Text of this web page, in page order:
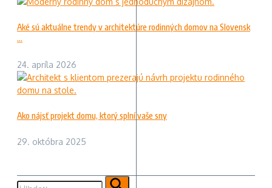
Aké sú aktuálne trendy v architektúre rodinných domov na Slovensk
...
24. apríla 2026
Ako nájsť projekt domu, ktorý splní vaše sny
29. októbra 2025
Hľadať: